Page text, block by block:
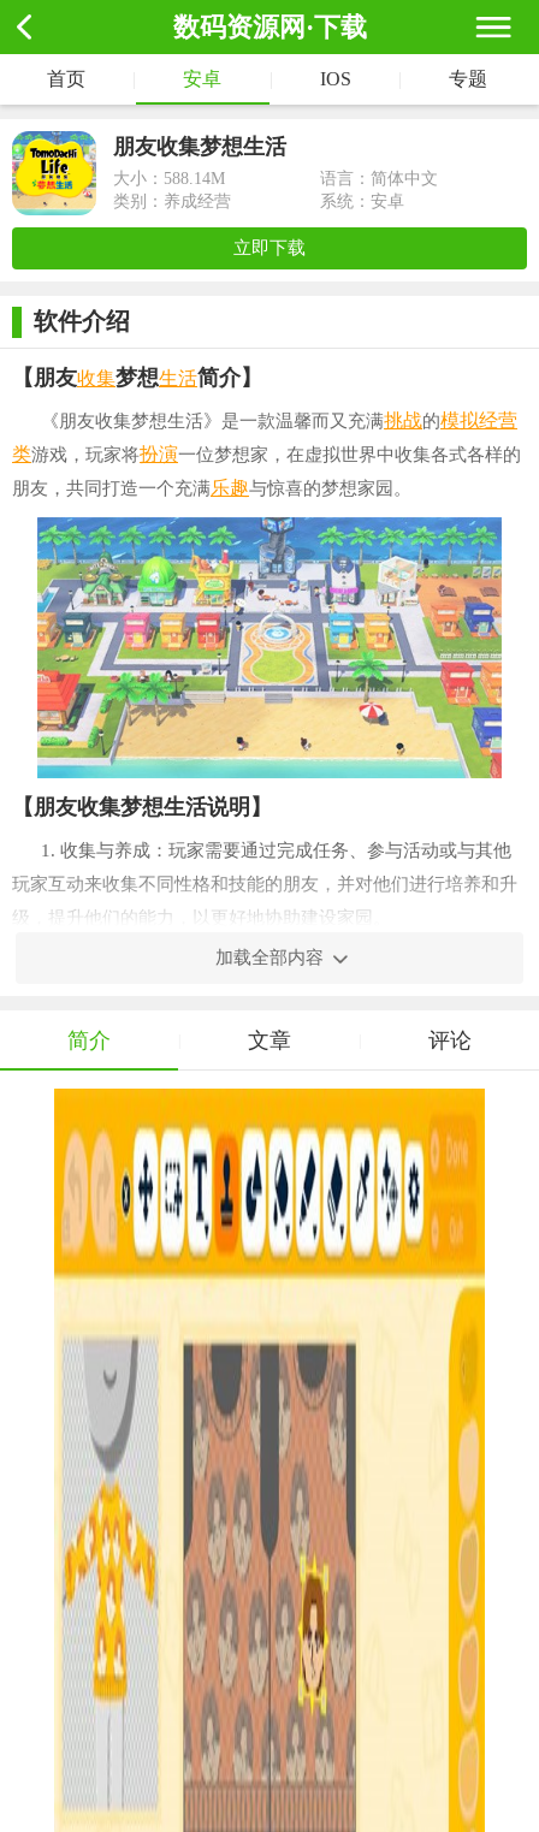
数码资源网·下载
首页 安卓 IOS 专题
朋友收集梦想生活
大小： 588.14M
语言：简体中文
类别：养成经营
系统：安卓
立即下载
软件介绍
【朋友收集梦想生活简介】
《朋友收集梦想生活》是一款温馨而又充满挑战的模拟经营
类游戏，玩家将扮演一位梦想家，在虚拟世界中收集各式各样的
朋友，共同打造一个充满乐趣与惊喜的梦想家园。
【朋友收集梦想生活说明】
1. 收集与养成：玩家需要通过完成任务、参与活动或与其他
玩家互动来收集不同性格和技能的朋友，并对他们进行培养和升
级，提升他们的能力，以更好地协助建设家园。
2. 家园建设：利用收集到的资源和朋友们的帮助，玩家可以
至是充满异国情调的花园，一切由你做主。
3. 社交互动：游戏内设有多人合作与对战模式，玩家可以与
4. 故事情节：每个新朋友都带着自己的故事和秘密，通过与
他们的互动，玩家将逐渐揭开这个虚拟世界的神秘面纱，体验丰
富的剧情发展。
1. 朋友互动系统：支持与朋友进行各种互动，如对话、送
礼、合作等，增进彼此间的友谊。
2. 家园定制：提供丰富的建筑和装饰物品，让玩家能够根据
自己的喜好和创意打造独一无二的家园。
3. 任务系统：包括日常任务、成就任务等，完成任务可以获
得资源、奖励和朋友的好感度提升。
4. 市场交易：玩家可以在游戏中开设或访问市场，与其他玩
家交换资源、商品和珍贵的收藏品。
5. 社区活动：定期举办各类社区活动，如节日庆典、限时挑
战等，增加游戏的趣味性和参与度。
【朋友收集梦想生活攻略】
1. 初期发展：优先完成新手任务，快速获取基础资源和朋
加载全部内容
简介 文章 评论